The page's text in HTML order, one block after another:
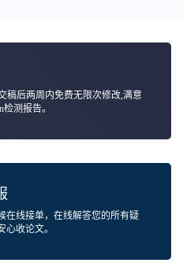
稿后两周内免费无限次修改,满意
测报告。
在线接单，在线解答您的所有疑
心收论文。